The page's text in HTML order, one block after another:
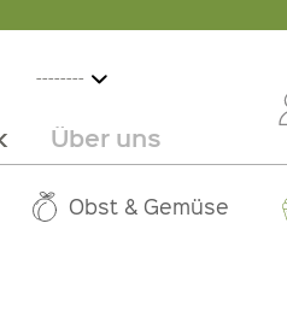
Über uns
Obst & Gemüse
Großhandel Service